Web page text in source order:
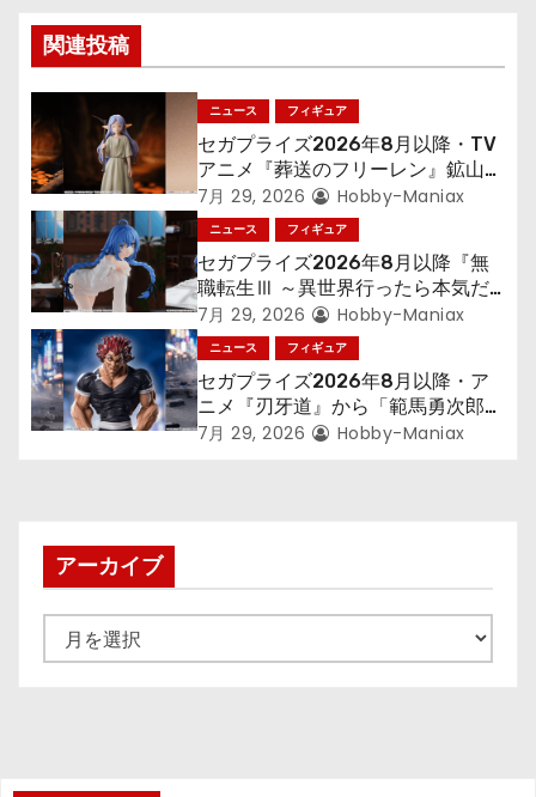
ゲ
ー
シ
ョ
ン
関連投稿
ニュース フィギュア
セガプライズ2026年8月以降・TV
アニメ『葬送のフリーレン』鉱山で
300年働くことになっっちゃった
「フリーレン」を立体化！
7月 29, 2026 Hobby-Maniax
ニュース フィギュア
セガプライズ2026年8月以降『無
職転生Ⅲ ～異世界行ったら本気だ
す～』から「ロキシー」のフィギュ
アが登場！
7月 29, 2026 Hobby-Maniax
ニュース フィギュア
セガプライズ2026年8月以降・ア
ニメ『刃牙道』から「範馬勇次郎」
が登場ッッ!!
7月 29, 2026 Hobby-Maniax
アーカイブ
ー